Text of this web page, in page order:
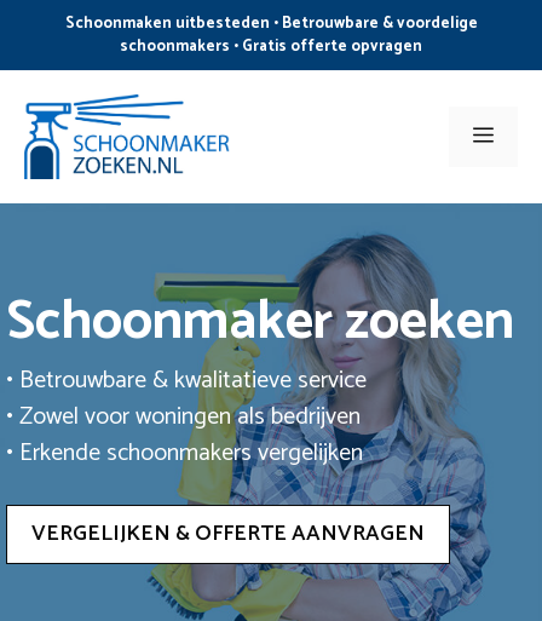
de
inhoud
Schoonmaken uitbesteden • Betrouwbare & voordelige
schoonmakers • Gratis offerte opvragen
Menu
Schoonmaker zoeken
• Betrouwbare & kwalitatieve service
• Zowel voor woningen als bedrijven
• Erkende schoonmakers vergelijken
VERGELIJKEN & OFFERTE AANVRAGEN